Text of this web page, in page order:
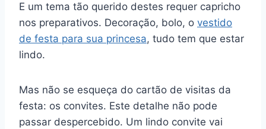
E um tema tão querido destes requer capricho
nos preparativos. Decoração, bolo, o vestido
de festa para sua princesa, tudo tem que estar
lindo.
Mas não se esqueça do cartão de visitas da
festa: os convites. Este detalhe não pode
passar despercebido. Um lindo convite vai